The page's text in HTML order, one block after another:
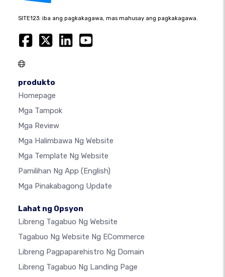
SITE123: iba ang pagkakagawa, mas mahusay ang pagkakagawa.
produkto
Homepage
Mga Tampok
Mga Review
Mga Halimbawa Ng Website
Mga Template Ng Website
Pamilihan Ng App (English)
Mga Pinakabagong Update
Lahat ng Opsyon
Libreng Tagabuo Ng Website
Tagabuo Ng Website Ng ECommerce
Libreng Pagpaparehistro Ng Domain
Libreng Tagabuo Ng Landing Page